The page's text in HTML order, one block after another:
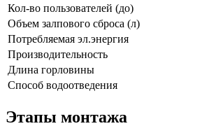
Кол-во пользователей (до)
Объем залпового сброса (л)
Потребляемая эл.энергия
Производительность
Длина горловины
Способ водоотведения
Этапы монтажа